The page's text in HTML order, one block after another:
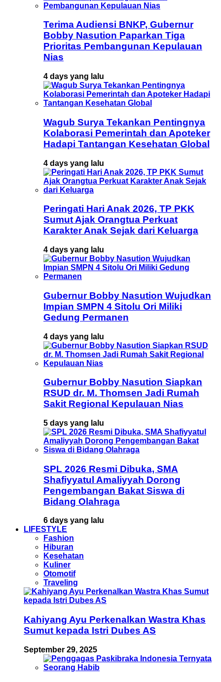
Terima Audiensi BNKP, Gubernur
Bobby Nasution Paparkan Tiga
Prioritas Pembangunan Kepulauan
Nias
4 days yang lalu
Wagub Surya Tekankan Pentingnya
Kolaborasi Pemerintah dan Apoteker
Hadapi Tantangan Kesehatan Global
4 days yang lalu
Peringati Hari Anak 2026, TP PKK
Sumut Ajak Orangtua Perkuat
Karakter Anak Sejak dari Keluarga
4 days yang lalu
Gubernur Bobby Nasution Wujudkan
Impian SMPN 4 Sitolu Ori Miliki
Gedung Permanen
4 days yang lalu
Gubernur Bobby Nasution Siapkan
RSUD dr. M. Thomsen Jadi Rumah
Sakit Regional Kepulauan Nias
5 days yang lalu
SPL 2026 Resmi Dibuka, SMA
Shafiyyatul Amaliyyah Dorong
Pengembangan Bakat Siswa di
Bidang Olahraga
6 days yang lalu
LIFESTYLE
Fashion
Hiburan
Kesehatan
Kuliner
Otomotif
Traveling
Kahiyang Ayu Perkenalkan Wastra Khas
Sumut kepada Istri Dubes AS
September 29, 2025